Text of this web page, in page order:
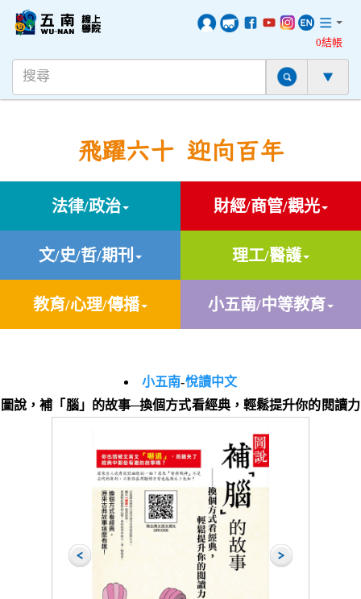
0結帳
飛躍六十 迎向百年
法律/政治 財經/商管/觀光
文/史/哲/期刊 理工/醫護
教育/心理/傳播 小五南/中等教育
小五南-悅讀中文
圖說，補「腦」的故事─換個方式看經典，輕鬆提升你的閱讀力